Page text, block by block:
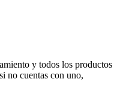
y todos los productos
no cuentas con uno,